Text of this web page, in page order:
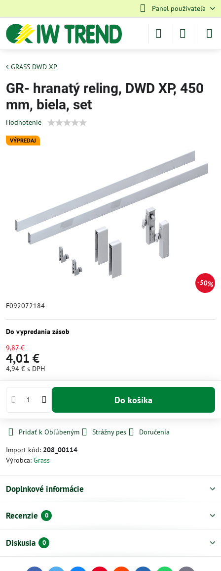
Panel používateľa
VÝPREDAJ
50%
GRASS DWD XP
GR- hranatý reling, DWD XP, 450
mm, biela, set
Hodnotenie
F092072184
Do vypredania zásob
9,87 €
4,01 €
4,94 € s DPH
Do košíka
Pridať k Obľúbeným Strážny pes
Doručenia
Import kód: 208_00114
Výrobca: Grass
Doplnkové informácie
Recenzie 0
Diskusia 0